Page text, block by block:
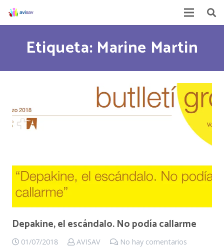
Etiqueta: Marine Martin
Depakine, el escándalo. No podía callarme
01/07/2018 AVISAV No hay comentarios